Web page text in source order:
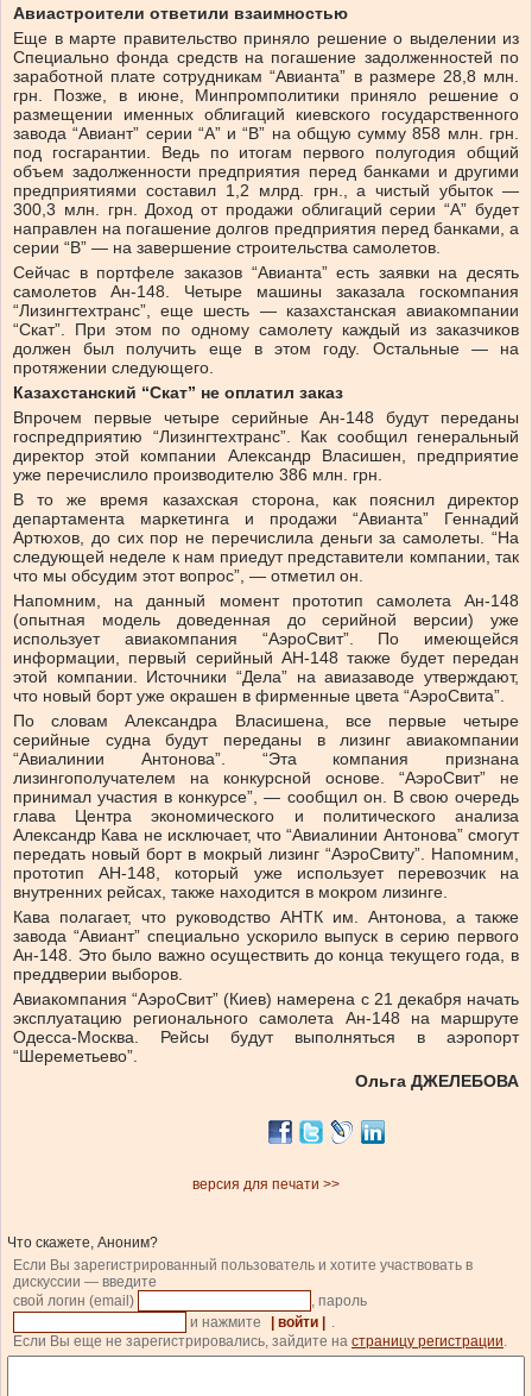
Авиастроители ответили взаимностью
Еще в марте правительство приняло решение о выделении из
Специально фонда средств на погашение задолженностей по
заработной плате сотрудникам “Авианта” в размере 28,8 млн.
грн. Позже, в июне, Минпромполитики приняло решение о
размещении именных облигаций киевского государственного
завода “Авиант” серии “А” и “В” на общую сумму 858 млн. грн.
под госгарантии. Ведь по итогам первого полугодия общий
объем задолженности предприятия перед банками и другими
предприятиями составил 1,2 млрд. грн., а чистый убыток —
300,3 млн. грн. Доход от продажи облигаций серии “А” будет
направлен на погашение долгов предприятия перед банками, а
серии “В” — на завершение строительства самолетов.
Сейчас в портфеле заказов “Авианта” есть заявки на десять
самолетов Ан-148. Четыре машины заказала госкомпания
“Лизингтехтранс”, еще шесть — казахстанская авиакомпании
“Скат”. При этом по одному самолету каждый из заказчиков
должен был получить еще в этом году. Остальные — на
протяжении следующего.
Казахстанский “Скат” не оплатил заказ
Впрочем первые четыре серийные Ан-148 будут переданы
госпредприятию “Лизингтехтранс”. Как сообщил генеральный
директор этой компании Александр Власишен, предприятие
уже перечислило производителю 386 млн. грн.
В то же время казахская сторона, как пояснил директор
департамента маркетинга и продажи “Авианта” Геннадий
Артюхов, до сих пор не перечислила деньги за самолеты. “На
следующей неделе к нам приедут представители компании, так
что мы обсудим этот вопрос”, — отметил он.
Напомним, на данный момент прототип самолета Ан-148
(опытная модель доведенная до серийной версии) уже
использует авиакомпания “АэроСвит”. По имеющейся
информации, первый серийный АН-148 также будет передан
этой компании. Источники “Дела” на авиазаводе утверждают,
что новый борт уже окрашен в фирменные цвета “АэроСвита”.
По словам Александра Власишена, все первые четыре
серийные судна будут переданы в лизинг авиакомпании
“Авиалинии Антонова”. “Эта компания признана
лизингополучателем на конкурсной основе. “АэроСвит” не
принимал участия в конкурсе”, — сообщил он. В свою очередь
глава Центра экономического и политического анализа
Александр Кава не исключает, что “Авиалинии Антонова” смогут
передать новый борт в мокрый лизинг “АэроСвиту”. Напомним,
прототип АН-148, который уже использует перевозчик на
внутренних рейсах, также находится в мокром лизинге.
Кава полагает, что руководство АНТК им. Антонова, а также
завода “Авиант” специально ускорило выпуск в серию первого
Ан-148. Это было важно осуществить до конца текущего года, в
преддверии выборов.
Авиакомпания “АэроСвит” (Киев) намерена с 21 декабря начать
эксплуатацию регионального самолета Ан-148 на маршруте
Одесса-Москва. Рейсы будут выполняться в аэропорт
“Шереметьево”.
Ольга ДЖЕЛЕБОВА
версия для печати >>
Что скажете, Аноним?
Если Вы зарегистрированный пользователь и хотите участвовать в
дискуссии — введите
свой логин (email)
, пароль
и нажмите
| войти |
.
Если Вы еще не зарегистрировались, зайдите на страницу регистрации.